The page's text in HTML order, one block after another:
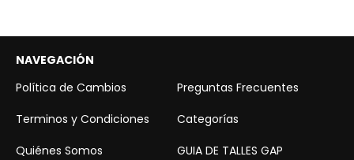
NAVEGACIÓN
Política de Cambios
Preguntas Frecuentes
Terminos y Condiciones
Categorías
Quiénes Somos
GUIA DE TALLES GAP